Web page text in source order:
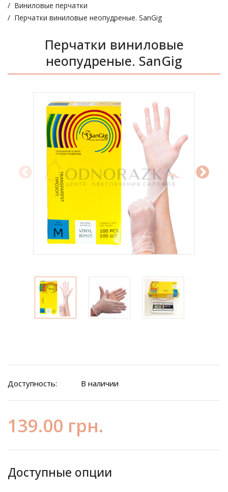
Виниловые перчатки
Перчатки виниловые неопудреные. SanGig
Перчатки виниловые
неопудреные. SanGig
Доступность: В наличии
139.00 грн.
Доступные опции